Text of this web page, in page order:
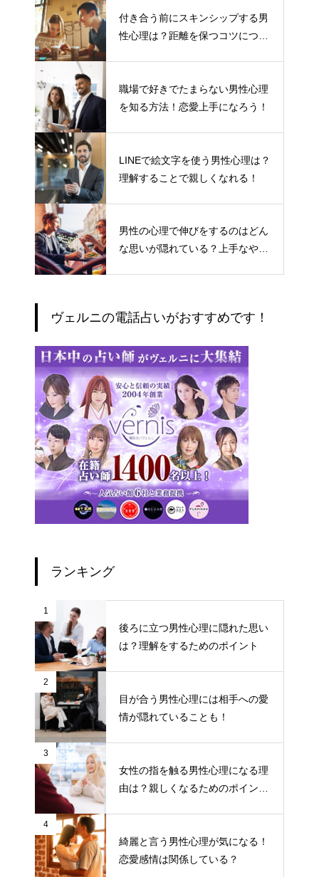
付き合う前にスキンシップする男
性心理は？距離を保つコツについ
職場で好きでたまらない男性心理
を知る方法！恋愛上手になろう！
LINEで絵文字を使う男性心理は？
理解することで親しくなれる！
男性の心理で伸びをするのはどん
な思いが隠れている？上手なやり
ヴェルニの電話占いがおすすめです！
ランキング
1
後ろに立つ男性心理に隠れた思い
は？理解をするためのポイント
2
目が合う男性心理には相手への愛
情が隠れていることも！
3
女性の指を触る男性心理になる理
由は？親しくなるためのポイント
4
綺麗と言う男性心理が気になる！
恋愛感情は関係している？